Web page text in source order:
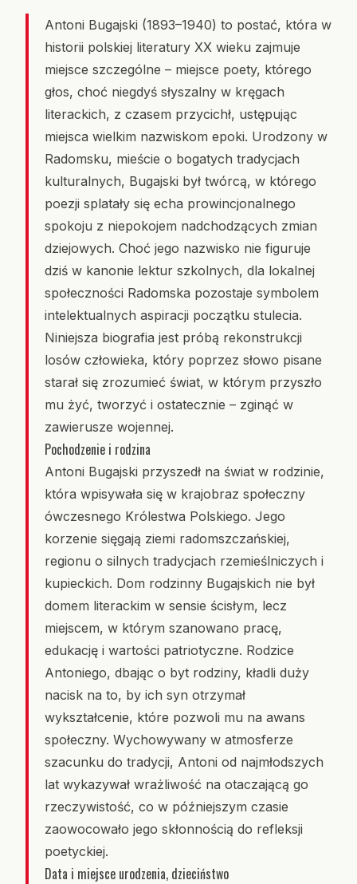
Antoni Bugajski (1893–1940) to postać, która w
historii polskiej literatury XX wieku zajmuje
miejsce szczególne – miejsce poety, którego
głos, choć niegdyś słyszalny w kręgach
literackich, z czasem przycichł, ustępując
miejsca wielkim nazwiskom epoki. Urodzony w
Radomsku, mieście o bogatych tradycjach
kulturalnych, Bugajski był twórcą, w którego
poezji splatały się echa prowincjonalnego
spokoju z niepokojem nadchodzących zmian
dziejowych. Choć jego nazwisko nie figuruje
dziś w kanonie lektur szkolnych, dla lokalnej
społeczności Radomska pozostaje symbolem
intelektualnych aspiracji początku stulecia.
Niniejsza biografia jest próbą rekonstrukcji
losów człowieka, który poprzez słowo pisane
starał się zrozumieć świat, w którym przyszło
mu żyć, tworzyć i ostatecznie – zginąć w
zawierusze wojennej.
Pochodzenie i rodzina
Antoni Bugajski przyszedł na świat w rodzinie,
która wpisywała się w krajobraz społeczny
ówczesnego Królestwa Polskiego. Jego
korzenie sięgają ziemi radomszczańskiej,
regionu o silnych tradycjach rzemieślniczych i
kupieckich. Dom rodzinny Bugajskich nie był
domem literackim w sensie ścisłym, lecz
miejscem, w którym szanowano pracę,
edukację i wartości patriotyczne. Rodzice
Antoniego, dbając o byt rodziny, kładli duży
nacisk na to, by ich syn otrzymał
wykształcenie, które pozwoli mu na awans
społeczny. Wychowywany w atmosferze
szacunku do tradycji, Antoni od najmłodszych
lat wykazywał wrażliwość na otaczającą go
rzeczywistość, co w późniejszym czasie
zaowocowało jego skłonnością do refleksji
poetyckiej.
Data i miejsce urodzenia, dzieciństwo